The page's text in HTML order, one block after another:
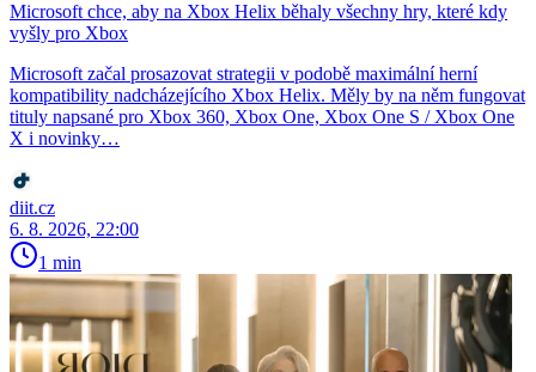
Microsoft chce, aby na Xbox Helix běhaly všechny hry, které kdy
vyšly pro Xbox
Microsoft začal prosazovat strategii v podobě maximální herní
kompatibility nadcházejícího Xbox Helix. Měly by na něm fungovat
tituly napsané pro Xbox 360, Xbox One, Xbox One S / Xbox One
X i novinky…
diit.cz
6. 8. 2026, 22:00
1 min